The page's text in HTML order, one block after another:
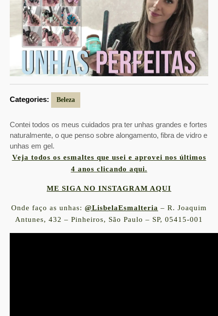
Categories: Beleza
Contei todos os meus cuidados pra ter unhas grandes e fortes
naturalmente, o que penso sobre alongamento, fibra de vidro e
unhas em gel.
Veja todos os esmaltes que usei e aprovei nos últimos
4 anos clicando aqui.
ME SIGA NO INSTAGRAM AQUI
Onde faço as unhas: @LisbelaEsmalteria – R. Joaquim
Antunes, 432 – Pinheiros, São Paulo – SP, 05415-001